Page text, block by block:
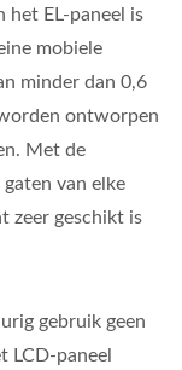
het EL-paneel is
mobiele
minder dan 0,6
ontworpen
Met de
van elke
zeer geschikt is
gebruik geen
LCD-paneel